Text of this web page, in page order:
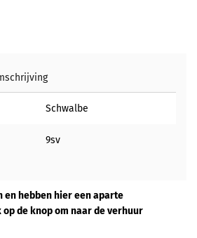
Schwalbe
9sv
en hebben hier een aparte
de knop om naar de verhuur